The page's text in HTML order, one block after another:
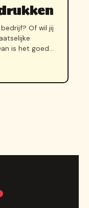
Of wil jij
is het goed…